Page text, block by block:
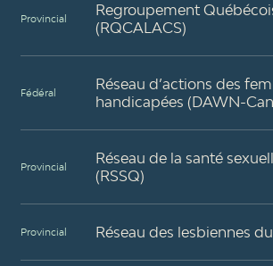
Provincial
Regroupement
(RQCALACS)
Fédéral
Réseau d’actions des
handicapées (DAWN-
Provincial
Réseau de la santé
(RSSQ)
Provincial Réseau des lesbiennes